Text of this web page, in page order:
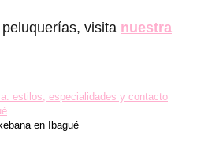
visita nuestra
estilos, especialidades y contacto
en Ibagué